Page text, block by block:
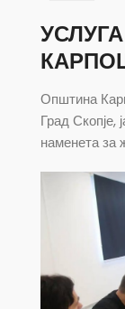
Општина
Град Скопје,
наменета за